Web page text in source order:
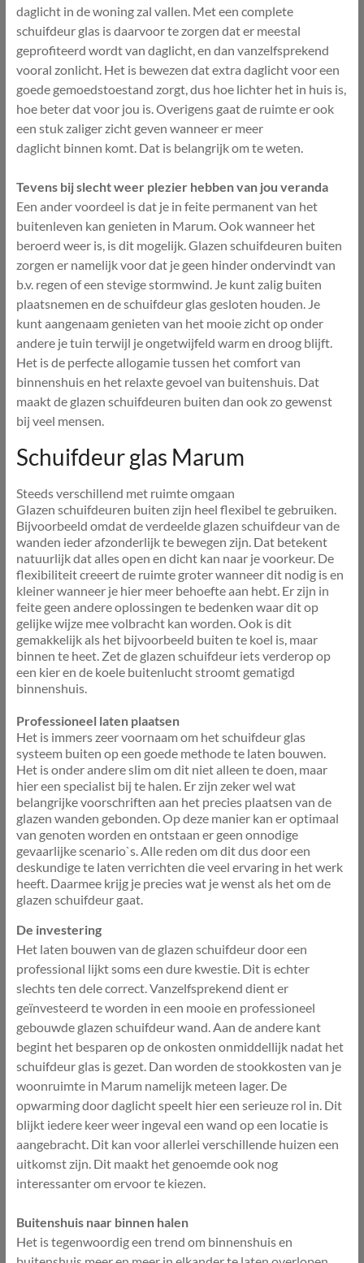
daglicht in de woning zal vallen. Met een complete
schuifdeur glas is daarvoor te zorgen dat er meestal
geprofiteerd wordt van daglicht, en dan vanzelfsprekend
vooral zonlicht. Het is bewezen dat extra daglicht voor een
goede gemoedstoestand zorgt, dus hoe lichter het in huis is,
hoe beter dat voor jou is. Overigens gaat de ruimte er ook
een stuk zaliger zicht geven wanneer er meer
daglicht binnen komt. Dat is belangrijk om te weten.
Tevens bij slecht weer plezier hebben van jou veranda
Een ander voordeel is dat je in feite permanent van het
buitenleven kan genieten in Marum. Ook wanneer het
beroerd weer is, is dit mogelijk. Glazen schuifdeuren buiten
zorgen er namelijk voor dat je geen hinder ondervindt van
b.v. regen of een stevige stormwind. Je kunt zalig buiten
plaatsnemen en de schuifdeur glas gesloten houden. Je
kunt aangenaam genieten van het mooie zicht op onder
andere je tuin terwijl je ongetwijfeld warm en droog blijft.
Het is de perfecte allogamie tussen het comfort van
binnenshuis en het relaxte gevoel van buitenshuis. Dat
maakt de glazen schuifdeuren buiten dan ook zo gewenst
bij veel mensen.
Schuifdeur glas Marum
Steeds verschillend met ruimte omgaan
Glazen schuifdeuren buiten zijn heel flexibel te gebruiken.
Bijvoorbeeld omdat de verdeelde glazen schuifdeur van de
wanden ieder afzonderlijk te bewegen zijn. Dat betekent
natuurlijk dat alles open en dicht kan naar je voorkeur. De
flexibiliteit creeert de ruimte groter wanneer dit nodig is en
kleiner wanneer je hier meer behoefte aan hebt. Er zijn in
feite geen andere oplossingen te bedenken waar dit op
gelijke wijze mee volbracht kan worden. Ook is dit
gemakkelijk als het bijvoorbeeld buiten te koel is, maar
binnen te heet. Zet de glazen schuifdeur iets verderop op
een kier en de koele buitenlucht stroomt gematigd
binnenshuis.
Professioneel laten plaatsen
Het is immers zeer voornaam om het schuifdeur glas
systeem buiten op een goede methode te laten bouwen.
Het is onder andere slim om dit niet alleen te doen, maar
hier een specialist bij te halen. Er zijn zeker wel wat
belangrijke voorschriften aan het precies plaatsen van de
glazen wanden gebonden. Op deze manier kan er optimaal
van genoten worden en ontstaan er geen onnodige
gevaarlijke scenario`s. Alle reden om dit dus door een
deskundige te laten verrichten die veel ervaring in het werk
heeft. Daarmee krijg je precies wat je wenst als het om de
glazen schuifdeur gaat.
De investering
Het laten bouwen van de glazen schuifdeur door een
professional lijkt soms een dure kwestie. Dit is echter
slechts ten dele correct. Vanzelfsprekend dient er
geïnvesteerd te worden in een mooie en professioneel
gebouwde glazen schuifdeur wand. Aan de andere kant
begint het besparen op de onkosten onmiddellijk nadat het
schuifdeur glas is gezet. Dan worden de stookkosten van je
woonruimte in Marum namelijk meteen lager. De
opwarming door daglicht speelt hier een serieuze rol in. Dit
blijkt iedere keer weer ingeval een wand op een locatie is
aangebracht. Dit kan voor allerlei verschillende huizen een
uitkomst zijn. Dit maakt het genoemde ook nog
interessanter om ervoor te kiezen.
Buitenshuis naar binnen halen
Het is tegenwoordig een trend om binnenshuis en